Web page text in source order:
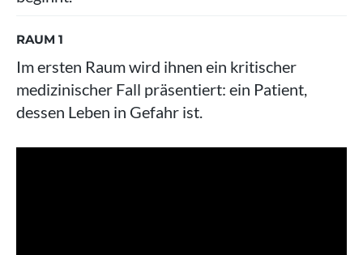
RAUM 1
Im ersten Raum wird ihnen ein kritischer
medizinischer Fall präsentiert: ein Patient,
dessen Leben in Gefahr ist.